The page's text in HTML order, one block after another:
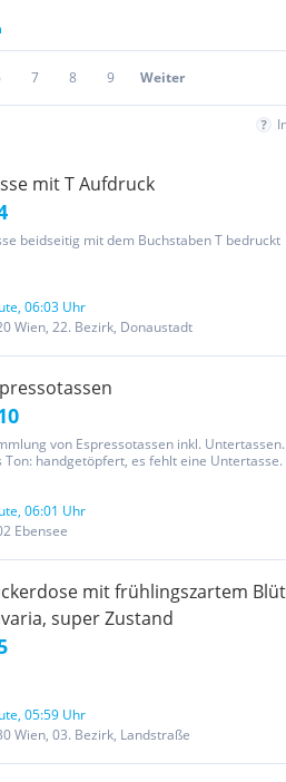
7 8 9 Weiter
mit T Aufdruck
beidseitig mit dem Buchstaben T bedruckt
06:03 Uhr
Wien, 22. Bezirk, Donaustadt
von Espressotassen inkl.
Ton: handgetöpfert, es fehlt eine Untertasse.
06:01 Uhr
Ebensee
mit frühlingszartem
super Zustand
05:59 Uhr
Wien, 03. Bezirk, Landstraße